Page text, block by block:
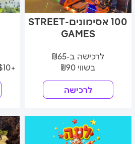
+$10 הנחה לרכישה ראשונה
100 אסימונים-STREET
GAMES
לרכישה ב-₪65
בשווי ₪90
לרכישה